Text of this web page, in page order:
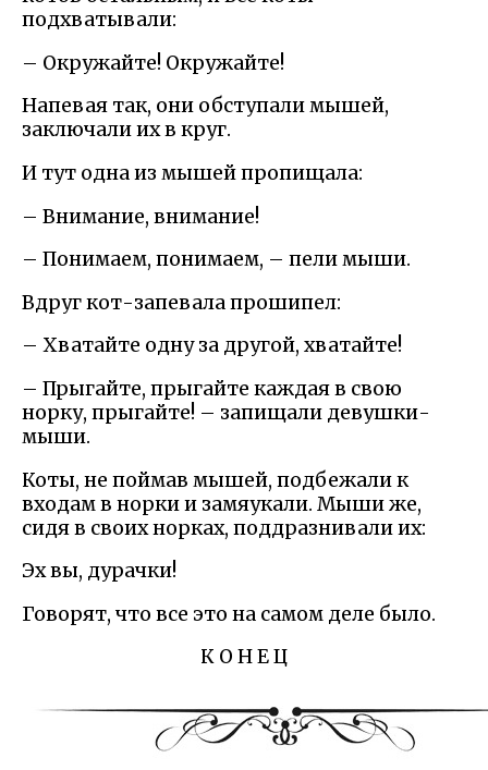
подхватывали:
– Окружайте! Окружайте!
Напевая так, они обступали мышей,
заключали их в круг.
И тут одна из мышей пропищала:
– Внимание, внимание!
– Понимаем, понимаем, – пели мыши.
Вдруг кот-запевала прошипел:
– Хватайте одну за другой, хватайте!
– Прыгайте, прыгайте каждая в свою
норку, прыгайте! – запищали девушки-
мыши.
Коты, не поймав мышей, подбежали к
входам в норки и замяукали. Мыши же,
сидя в своих норках, поддразнивали их:
Эх вы, дурачки!
Говорят, что все это на самом деле было.
К О Н Е Ц